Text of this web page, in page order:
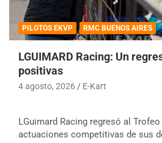
PILOTOS EKVP RMC BUENOS AIRES
LGUIMARD Racing: Un
positivas
4 agosto, 2026 E-Kart
LGuimard Racing regresó al
actuaciones competitivas de sus